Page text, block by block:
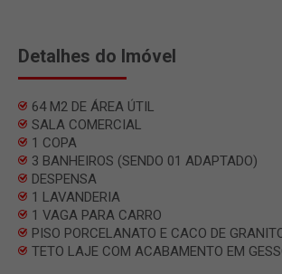
Detalhes do Imóvel
64 M2 DE ÁREA ÚTIL
SALA COMERCIAL
1 COPA
3 BANHEIROS (SENDO 01 ADAPTADO)
DESPENSA
1 LAVANDERIA
1 VAGA PARA CARRO
PISO PORCELANATO E CACO DE
TETO LAJE COM ACABAMENTO EM